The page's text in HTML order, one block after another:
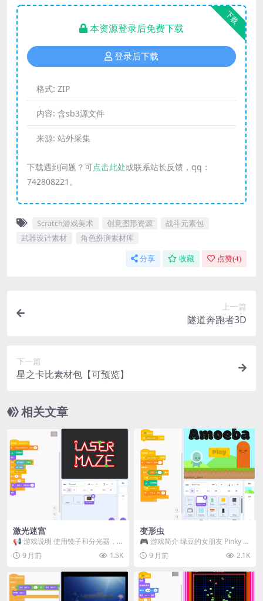
下载
本资源登录后免费下载
登录后下载
格式: ZIP
内容: 含sb3源文件
来源: 站外采集
下载遇到问题？可点击此处或联系站长反馈，qq：
742808221。
Scratch游戏美术 创意图形资源
战斗元素包
武器设计素材
角色扮演素材库
分享 收藏 点赞(4)
上一篇
隧道奔跑者3D
下一篇
星之卡比素材包【可预览】
相关文章
激光迷宫
📢 游戏说明 使用镜子和分光器，
将激光反射到目标上！ 🎮 操作指
南 点击 方块来...
9 月前 1.5K
变形虫
🎮 游戏简介 绿豆的女朋友 Pinky 被
困在黑暗的地牢中，快来扮演绿
豆，勇敢地...
9 月前 2.1K